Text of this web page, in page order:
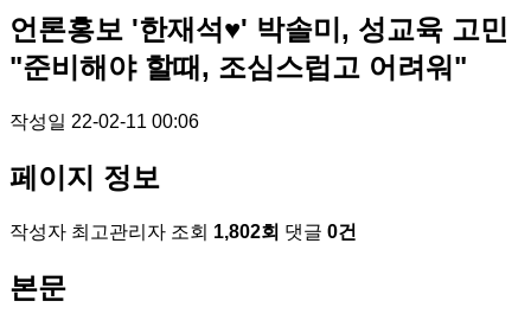
언론홍보 '한재석♥' 박솔미, 성교육 고민
"준비해야 할때, 조심스럽고 어려워"
작성일 22-02-11 00:06
페이지 정보
작성자 최고관리자 조회 1,802회 댓글 0건
본문